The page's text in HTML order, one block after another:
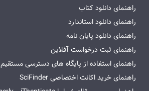
راهنمای دانلود کتاب
راهنمای دانلود استاندارد
راهنمای دانلود پایان نامه
راهنمای ثبت درخواست آفلاین
راهنمای استفاده از پایگاه های دسترسی مستقیم
راهنمای خرید اکانت اختصاصی SciFinder